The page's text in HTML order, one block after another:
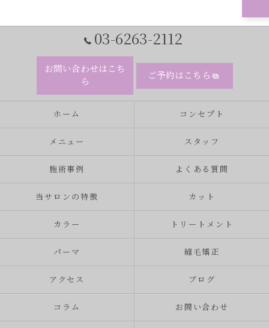
03-6263-2112
お問い合わせはこち
ら
ご予約はこちら
ホーム コンセプト
メニュー スタッフ
施術事例 よくある質問
当サロンの特徴 カット
カラー トリートメント
パーマ 縮毛矯正
アクセス ブログ
コラム お問い合わせ